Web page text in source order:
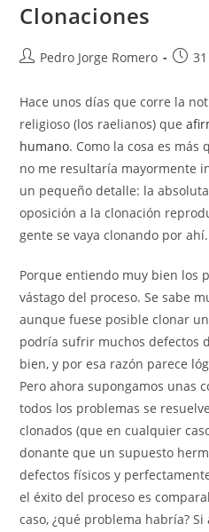
Clonaciones
Autor
la
entrada:
Pedro Jorge Romero
la
Hace unos días que corre la
religioso (los raelianos) que
humano. Como la cosa es
no me resultaría mayormente
un pequeño detalle: la
oposición a la clonación
gente se vaya clonando por ahí.
Porque entiendo muy bien los
vástago del proceso. Se sabe
aunque fuese posible clonar
podría sufrir muchos defectos
bien, y por esa razón parece
Pero ahora supongamos unas
todos los problemas se
clonados (que en cualquier
donante que un supuesto
defectos físicos y
el éxito del proceso es
caso, ¿qué problema habría?